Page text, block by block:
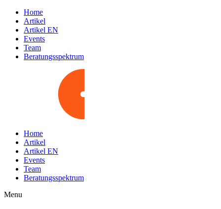
Home
Artikel
Artikel EN
Events
Team
Beratungsspektrum
Home
Artikel
Artikel EN
Events
Team
Beratungsspektrum
Menu